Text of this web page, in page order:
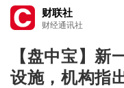
财联社
财经通讯社
【盘中宝】新
设施，机构指